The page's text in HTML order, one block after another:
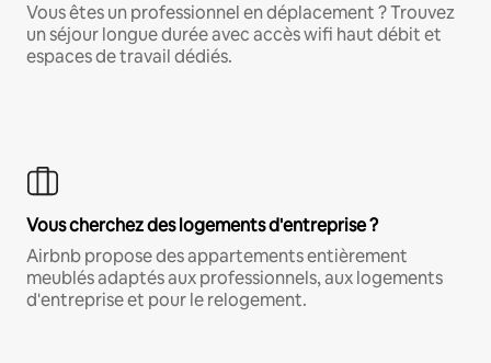
Vous êtes un professionnel en déplacement ? Trouvez
un séjour longue durée avec accès wifi haut débit et
espaces de travail dédiés.
Vous cherchez des logements d'entreprise ?
Airbnb propose des appartements entièrement
meublés adaptés aux professionnels, aux logements
d'entreprise et pour le relogement.